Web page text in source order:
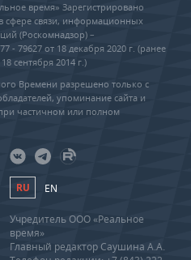
время» Зарегистрировано
сфере связи, информационных
(Роскомнадзор) –
79627 от 18 декабря 2020 г. (ранее
сентября 2014 г.)
Времени разрешено только с
упоминание сайта и
частичном или полном
RU EN
Учредитель ООО «Реальное
время»
Главный редактор Саушина А.А.